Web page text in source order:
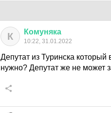
К Комуняка
10:22, 31.01.2022
Депутат из Туринска
нужно? Депутат же не может